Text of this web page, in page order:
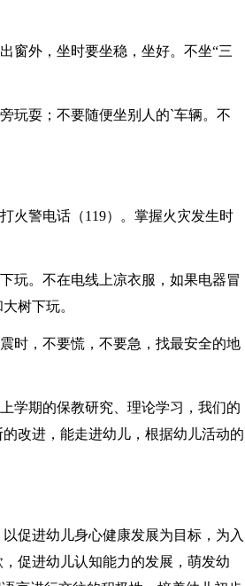
窗外，坐时要坐稳，坐好。不坐“三
玩耍；不要随便坐别人的`车辆。不
火警电话（119）。掌握火灾发生时
玩。不在电线上凉衣服，如果电器冒
树下玩。
时，不要慌，不要急，找最安全的地
学期的保教研究、理论学习，我们的
改进，能走进幼儿，根据幼儿活动的
促进幼儿身心健康发展为目标，为入
促进幼儿认知能力的发展，萌发幼